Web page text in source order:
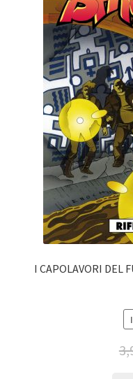
I CAPOLAVORI DEL